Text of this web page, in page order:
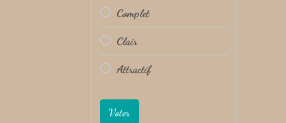
Complet
Clair
Attractif
Voter